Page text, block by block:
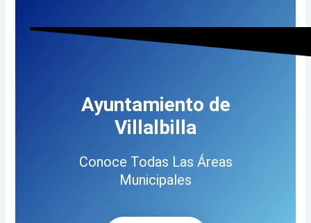
Ayuntamiento de
Villalbilla
Conoce Todas Las Áreas
Municipales